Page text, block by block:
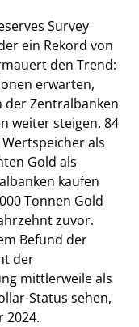
Survey
ein Rekord von
den Trend:
erwarten,
der Zentralbanken
weiter steigen. 84
als
Gold als
kaufen
Tonnen Gold
zuvor.
Befund der
der
mittlerweile als
Status sehen,
2024.